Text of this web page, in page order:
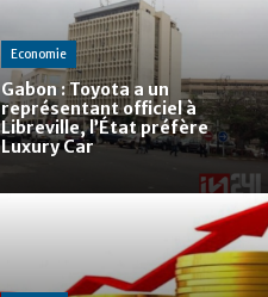
Economie
Gabon : Toyota a un
représentant officiel à
Libreville, l’État préfère
Luxury Car